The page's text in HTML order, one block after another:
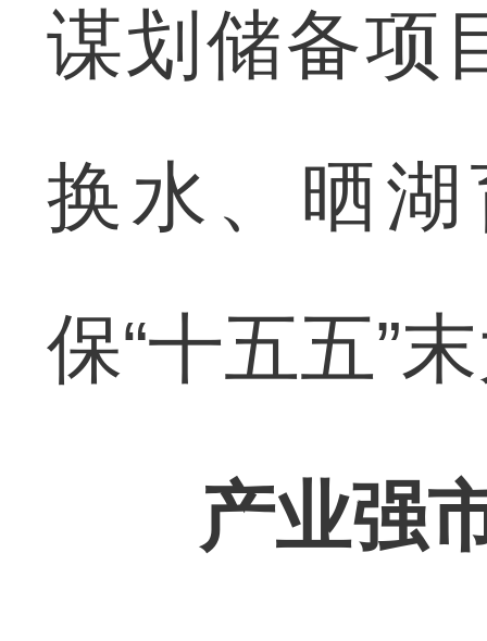
谋划储备项
换水、晒
保“十五五”
产业强